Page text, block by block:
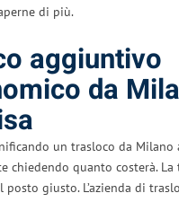
di più.
aggiuntivo
da
un trasloco da Milano
chiedendo quanto costerà.
posto giusto. L’azienda di